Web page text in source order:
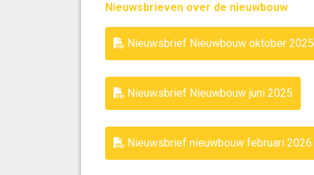
Nieuwsbrieven over de nieuwbouw
Nieuwsbrief Nieuwbouw oktober 2025
Nieuwsbrief Nieuwbouw juni 2025
Nieuwsbrief nieuwbouw februari 2026